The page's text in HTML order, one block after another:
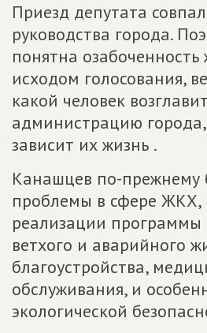
Приезд депутата
руководства города.
понятна озабоченность
исходом голосования,
какой человек возглавит
администрацию
зависит их жизнь .
Канашцев по-прежнему
проблемы в сфере ЖКХ,
реализации программы
ветхого и аварийного
благоустройства,
обслуживания, и
экологической